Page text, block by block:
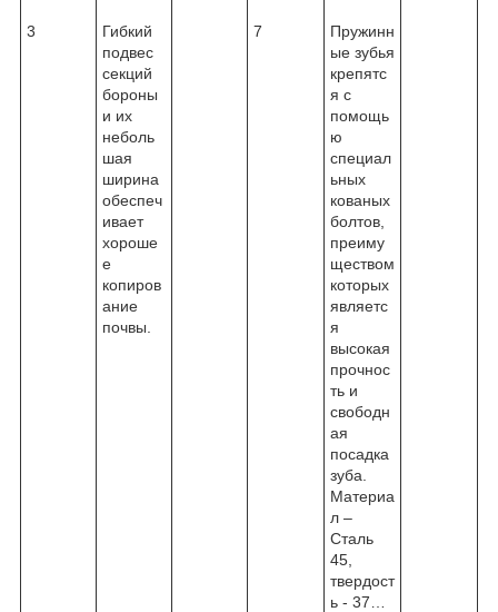
3
Гибкий
подвес
секций
бороны
и их
неболь
шая
ширина
обеспеч
ивает
хороше
е
копиров
ание
почвы.
7
Пружинн
ые зубья
крепятс
я с
помощь
ю
специал
ьных
кованых
болтов,
преиму
ществом
которых
являетс
я
высокая
прочнос
ть и
свободн
ая
посадка
зуба.
Материа
л –
Сталь
45,
твердост
ь - 37…